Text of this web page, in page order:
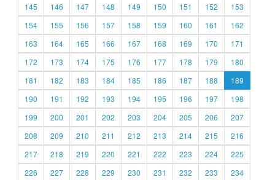
145
146 147 148 149 150 151 152
153
154
155 156 157 158 159 160 161
162
163
164 165 166 167 168 169 170
171
172
173 174 175 176 177 178 179
180
181
182 183 184 185 186 187 188
189
190
191 192 193 194 195 196 197
198
199
200 201 202 203 204 205 206
207
208
209 210 211 212 213 214 215
216
217
218 219 220 221 222 223 224
225
226
227 228 229 230 231 232 233 234